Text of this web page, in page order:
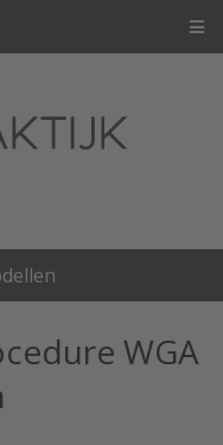
WGA